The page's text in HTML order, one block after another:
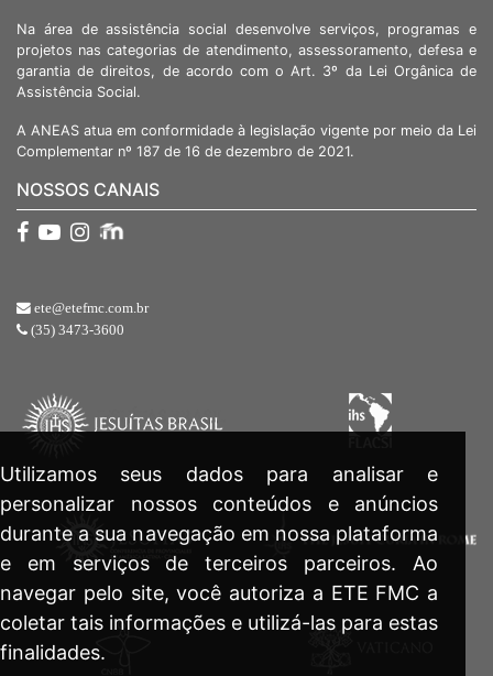
Na área de assistência social desenvolve serviços, programas e
projetos nas categorias de atendimento, assessoramento, defesa e
garantia de direitos, de acordo com o Art. 3º da Lei Orgânica de
Assistência Social.
A ANEAS atua em conformidade à legislação vigente por meio da Lei
Complementar nº 187 de 16 de dezembro de 2021.
NOSSOS CANAIS
ete@etefmc.com.br
(35) 3473-3600
Utilizamos seus dados para analisar e
personalizar nossos conteúdos e anúncios
durante a sua navegação em nossa plataforma
e em serviços de terceiros parceiros. Ao
navegar pelo site, você autoriza a ETE FMC a
coletar tais informações e utilizá-las para estas
finalidades.